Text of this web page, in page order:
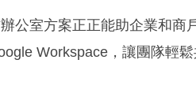
公室方案正正能助企業和商
Workspace，讓團隊輕